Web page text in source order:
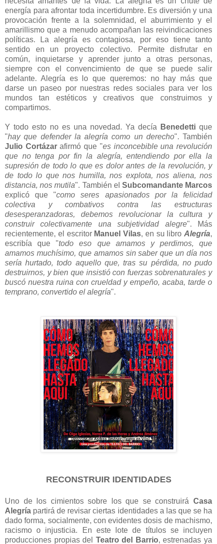
energía para afrontar toda incertidumbre. Es diversión y una
provocación frente a la solemnidad, el aburrimiento y el
amarillismo que a menudo acompañan las reivindicaciones
políticas. La alegría es contagiosa, por eso tiene tanto
sentido en un proyecto colectivo. Permite disfrutar en
común, inquietarse y aprender junto a otras personas,
siempre con el convencimiento de que se puede salir
adelante. Alegría es lo que queremos: no hay más que
darse un paseo por nuestras redes sociales para ver los
mundos tan estéticos y creativos que construimos y
compartimos.
Y todo esto no es una novedad. Ya decía Benedetti que
"hay que defender la alegría como un derecho". También
Julio Cortázarafirmó que "es inconcebible una revolución
que no tenga por fin la alegría, entendiendo por ella la
supresión de todo lo que es dolor antes de la revolución, y
de todo lo que nos humilla, nos explota, nos aliena, nos
distancia, nos mutila". También el Subcomandante Marcos
explicó que "como seres apasionados por la felicidad
colectiva y combativos contra las estructuras
desesperanzadoras, debemos revolucionar la cultura y
construir colectivamente una subjetividad alegre". Más
recientemente, el escritor Manuel Vilas, en su libro Alegría,
escribía que "todo eso que amamos y perdimos, que
amamos muchísimo, que amamos sin saber que un día nos
sería hurtado, todo aquello que, tras su pérdida, no pudo
destruirnos, y bien que insistió con fuerzas sobrenaturales y
buscó nuestra ruina con crueldad y empeño, acaba, tarde o
temprano, convertido el alegría".
RECONSTRUIR IDENTIDADES
Uno de los cimientos sobre los que se construirá Casa
Alegría partirá de revisar ciertas identidades a las que se ha
dado forma, socialmente, con evidentes dosis de machismo,
racismo o injusticia. En este lote de títulos se incluyen
producciones propias del Teatro del Barrio, estrenadas ya